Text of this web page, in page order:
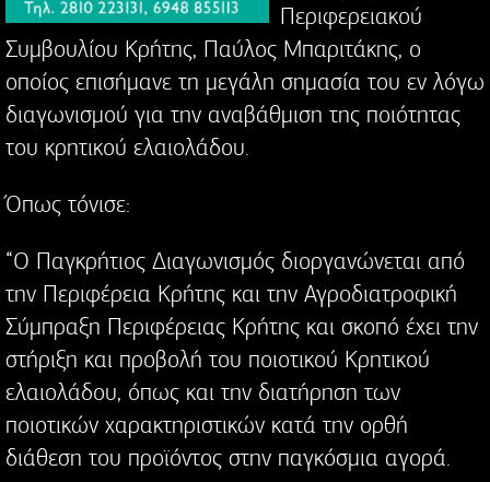
Περιφερειακού
Συμβουλίου Κρήτης, Παύλος Μπαριτάκης, ο
οποίος επισήμανε τη μεγάλη σημασία του εν λόγω
διαγωνισμού για την αναβάθμιση της ποιότητας
του κρητικού ελαιολάδου.
Όπως τόνισε:
“Ο Παγκρήτιος Διαγωνισμός διοργανώνεται από
την Περιφέρεια Κρήτης και την Αγροδιατροφική
Σύμπραξη Περιφέρειας Κρήτης και σκοπό έχει την
στήριξη και προβολή του ποιοτικού Κρητικού
ελαιολάδου, όπως και την διατήρηση των
ποιοτικών χαρακτηριστικών κατά την ορθή
διάθεση του προϊόντος στην παγκόσμια αγορά.